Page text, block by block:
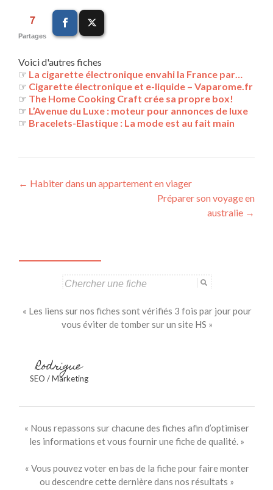
7
Partages
Voici d'autres fiches
☞ La cigarette électronique envahi la France par…
☞ Cigarette électronique et e-liquide – Vaparome.fr
☞ The Home Cooking Craft crée sa propre box!
☞ L’Avenue du Luxe : moteur pour annonces de luxe
☞ Bracelets-Elastique : La mode est au fait main
Navigation
← Habiter dans un appartement en viager
Préparer son voyage en
australie →
« Les liens sur nos fiches sont vérifiés 3 fois par jour pour
vous éviter de tomber sur un site HS »
Rodrigue
SEO / Marketing
« Nous repassons sur chacune des fiches afin d’optimiser
les informations et vous fournir une fiche de qualité. »
« Vous pouvez voter en bas de la fiche pour faire monter
ou descendre cette dernière dans nos résultats »